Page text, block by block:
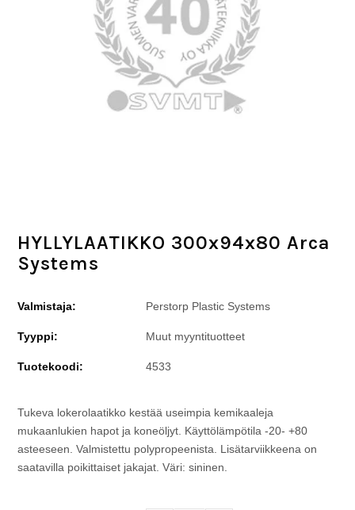
HYLLYLAATIKKO 300x94x80 Arca
Systems
Valmistaja: Perstorp Plastic Systems
Tyyppi: Muut myyntituotteet
Tuotekoodi: 4533
Tukeva lokerolaatikko kestää useimpia kemikaaleja
mukaanlukien hapot ja koneöljyt. Käyttölämpötila -20- +80
asteeseen. Valmistettu polypropeenista. Lisätarviikkeena on
saatavilla poikittaiset jakajat. Väri: sininen.